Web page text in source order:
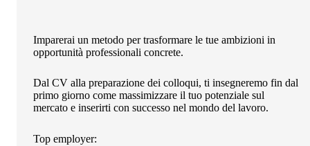
Imparerai un metodo per trasformare le tue ambizioni in
opportunità professionali concrete.
Dal CV alla preparazione dei colloqui, ti insegneremo fin dal
primo giorno come massimizzare il tuo potenziale sul
mercato e inserirti con successo nel mondo del lavoro.
Top employer: